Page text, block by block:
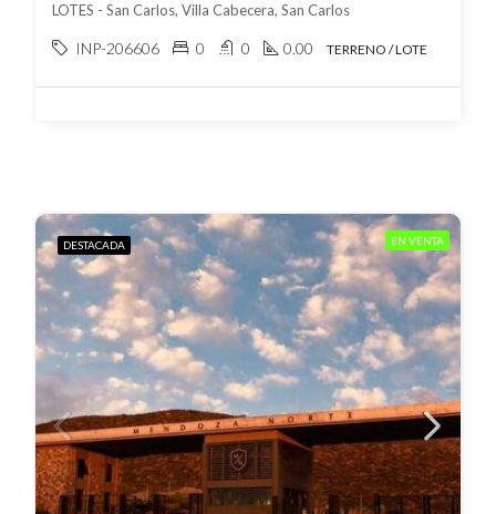
LOTES - San Carlos, Villa Cabecera, San Carlos
INP-206606 0 0 0.00 TERRENO / LOTE
DESTACADA EN VENTA